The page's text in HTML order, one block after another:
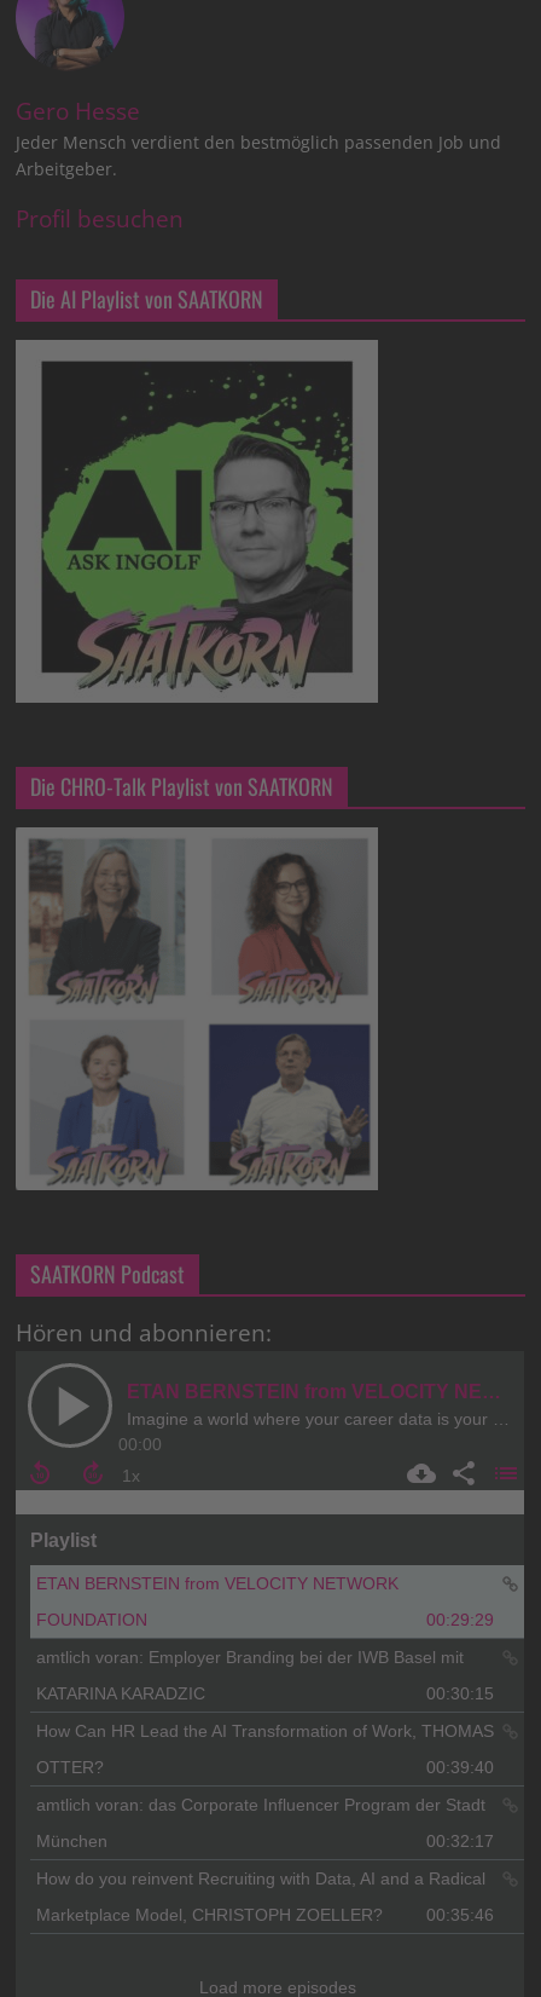
Gero Hesse
Jeder Mensch verdient den bestmöglich passenden Job und
Arbeitgeber.
Profil besuchen
Die AI Playlist von SAATKORN
Die CHRO-Talk Playlist von SAATKORN
SAATKORN Podcast
Hören und abonnieren: